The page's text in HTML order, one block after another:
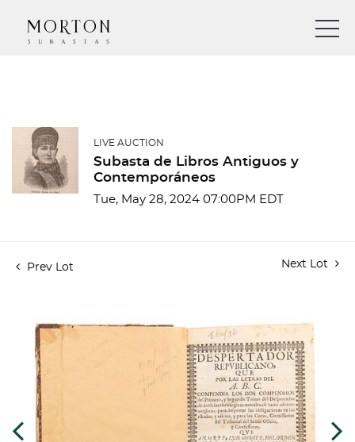
LIVE AUCTION
Subasta de Libros Antiguos y
Contemporáneos
Tue, May 28, 2024 07:00PM EDT
Prev Lot Next Lot